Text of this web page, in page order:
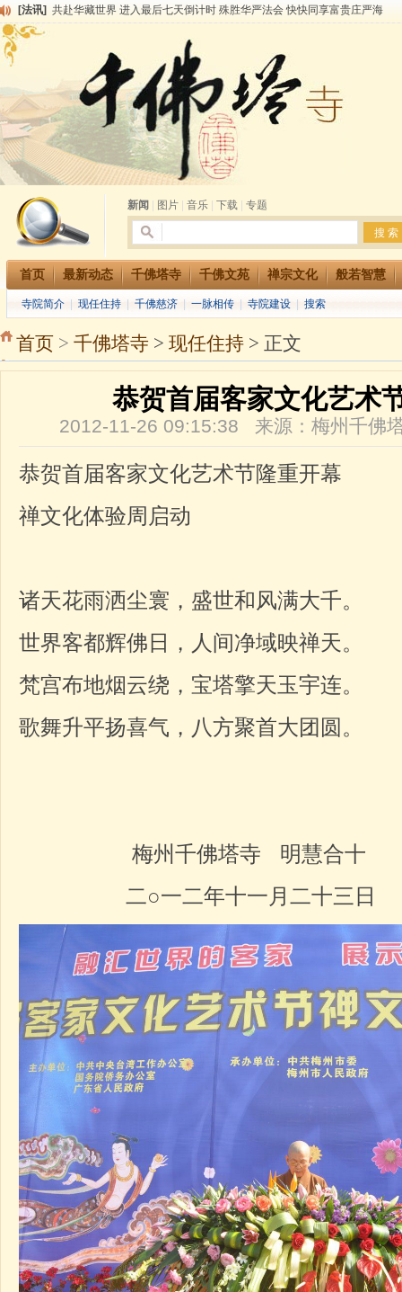
[法讯] 共赴华藏世界 进入最后七天倒计时 殊胜华严法会 快快同享富贵庄严海
[法讯]
清明节祭祖报恩地藏法会
本寺方丈上明下慧尼和尚开讲《六祖坛经》
[法讯]
2015-3-26师父于法堂对大众的开示
[法讯] 广东千佛塔寺云门佛学院女众部 2016年招生简章
[法讯]
恭请海涛法师莅临千佛塔寺弘法
[法讯]
2014年七月大法会 祈福息灾地藏七 冥阳两利普渡群蒙盂兰盆
[法讯]
千佛塔寺云门佛学院女众部2014年招生简章
[法讯] 千佛塔寺兴建佛学院综合大楼缘起
新闻
图片 音乐 下载 专题
首页 最新动态 千佛塔寺 千佛文苑 禅宗文化 般若智慧
寺院简介 现任住持 千佛慈济 一脉相传 寺院建设 搜索
首页 > 千佛塔寺 > 现任住持 > 正文
恭贺首届客家文化艺术
2012-11-26 09:15:38 来源：梅州千佛
恭贺首届客家文化艺术节隆重开幕
禅文化体验周启动
诸天花雨洒尘寰，盛世和风满大千。
世界客都辉佛日，人间净域映禅天。
梵宫布地烟云绕，宝塔擎天玉宇连。
歌舞升平扬喜气，八方聚首大团圆。
梅州千佛塔寺 明慧合十
二○一二年十一月二十三日